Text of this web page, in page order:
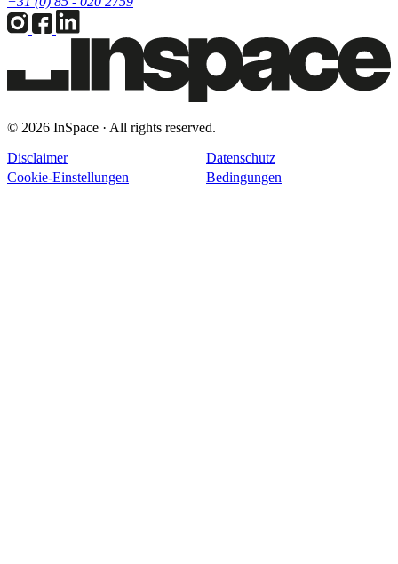
© 2026 InSpace · All rights reserved.
Disclaimer
Datenschutz
Cookie-Einstellungen
Bedingungen